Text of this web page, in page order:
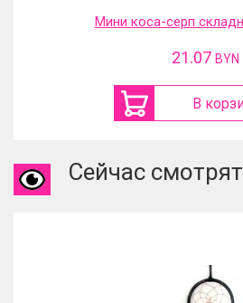
Мини коса-серп
21.07 BYN
В
Сейчас смотрят